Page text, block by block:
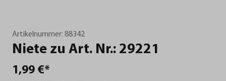
Artikelnummer: 88342
Niete zu Art. Nr.: 29221
1,99 €*